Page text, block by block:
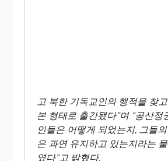
고 북한 기독교인의 행적을 찾
본 형태로 출간됐다”며 “공산
인들은 어떻게 되었는지, 그들
은 과연 유지하고 있는지라는
였다”고 밝혔다.